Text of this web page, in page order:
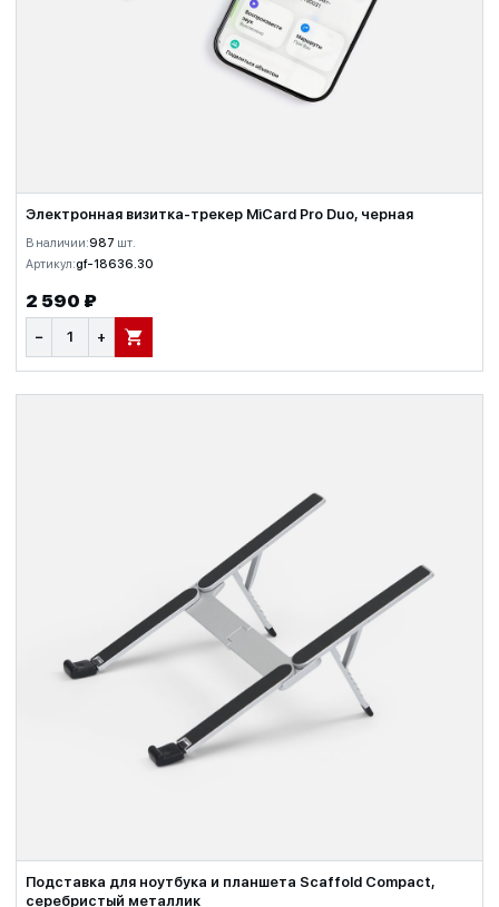
Электронная визитка-трекер MiCard Pro Duo, черная
В наличии:987 шт.
Артикул:gf-18636.30
2 590 ₽
− + В КОРЗИНУ
Подставка для ноутбука и планшета Scaffold Compact,
серебристый металлик